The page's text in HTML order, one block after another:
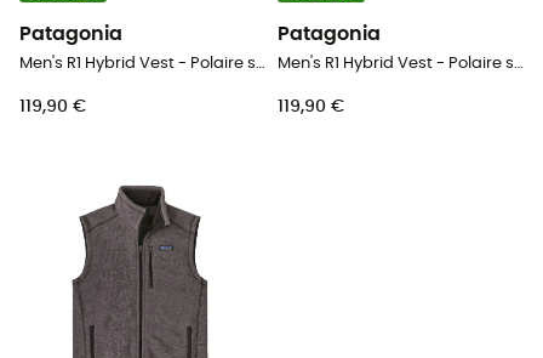
Patagonia
Men's R1 Hybrid Vest - Polaire sans manches
119,90 €
Patagonia
Men's R1 Hybrid Vest - Polaire sans manches
119,90 €